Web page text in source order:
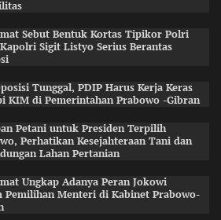
Sebut Bentuk Kortas Tipikor Polri
Sigit Listyo Serius Berantas
Tunggal, PDIP Harus Kerja Keras
KIM di Pemerintahan Prabowo -Gibran
Petani untuk Presiden Terpilih
Perhatikan Kesejahteraan Tani dan
Lahan Pertanian
Ungkap Adanya Peran Jokowi
Pemilihan Menteri di Kabinet Prabowo-